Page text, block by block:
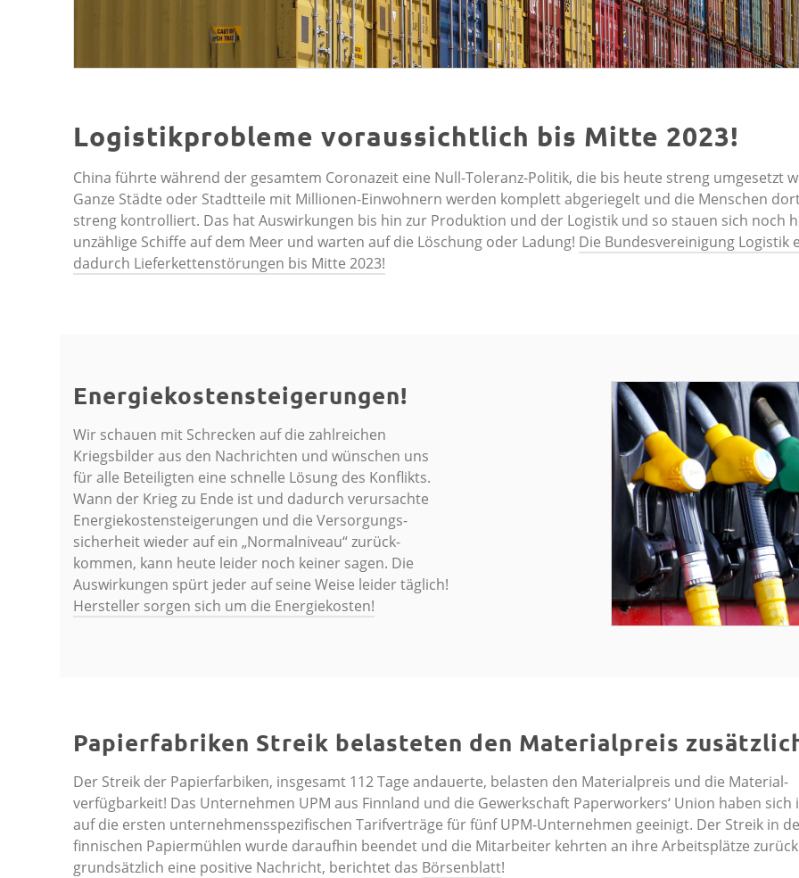
Logistikprobleme voraussichtlich bis Mitte 2023!
China führte während der gesamtem Coronazeit eine Null-Toleranz-Politik, die bis heute streng umgesetzt
Ganze Städte oder Stadtteile mit Millionen-Einwohnern werden komplett abgeriegelt und die Menschen
streng kontrolliert. Das hat Auswirkungen bis hin zur Produktion und der Logistik und so stauen sich noch
unzählige Schiffe auf dem Meer und warten auf die Löschung oder Ladung! Die Bundesvereinigung Logistik
dadurch Lieferkettenstörungen bis Mitte 2023!
Energiekostensteigerungen!
Wir schauen mit Schrecken auf die zahlreichen
Kriegsbilder aus den Nachrichten und wünschen uns
für alle Beteiligten eine schnelle Lösung des Konflikts.
Wann der Krieg zu Ende ist und dadurch verursachte
Energiekostensteigerungen und die Versorgungs­
sicherheit wieder auf ein „Normalniveau“ zurück­
kommen, kann heute leider noch keiner sagen. Die
Auswirkungen spürt jeder auf seine Weise leider täglich!
Hersteller sorgen sich um die Energiekosten!
Papierfabriken Streik belasteten den Materialpreis
­­Der Streik der Papierfarbiken, insgesamt 112 Tage andauerte, belasten den Materialpreis und die Material­
verfügbarkeit! Das Unter­nehmen UPM aus Finnland und die Gewerkschaft Paperworkers‘ Union haben sich
auf die ersten unternehmensspezifischen Tarifverträge für fünf UPM-Unternehmen geeinigt. Der Streik in
finnischen Papiermühlen wurde daraufhin beendet und die Mitarbeiter kehrten an ihre Arbeitsplätze
grundsätzlich eine positive Nachricht, berichtet das Börsenblatt!